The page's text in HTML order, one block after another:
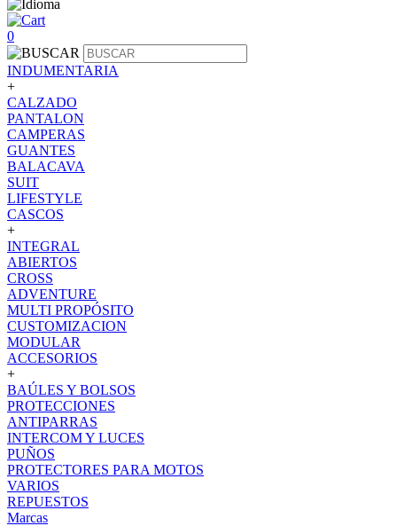
0
INDUMENTARIA
+
CALZADO
PANTALON
CAMPERAS
GUANTES
BALACAVA
SUIT
LIFESTYLE
CASCOS
+
INTEGRAL
ABIERTOS
CROSS
ADVENTURE
MULTI PROPÓSITO
CUSTOMIZACION
MODULAR
ACCESORIOS
+
BAÚLES Y BOLSOS
PROTECCIONES
ANTIPARRAS
INTERCOM Y LUCES
PUÑOS
PROTECTORES PARA MOTOS
VARIOS
REPUESTOS
Marcas